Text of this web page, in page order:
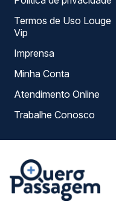
Termos de Uso Louge
Vip
Imprensa
Minha Conta
Atendimento Online
Trabalhe Conosco